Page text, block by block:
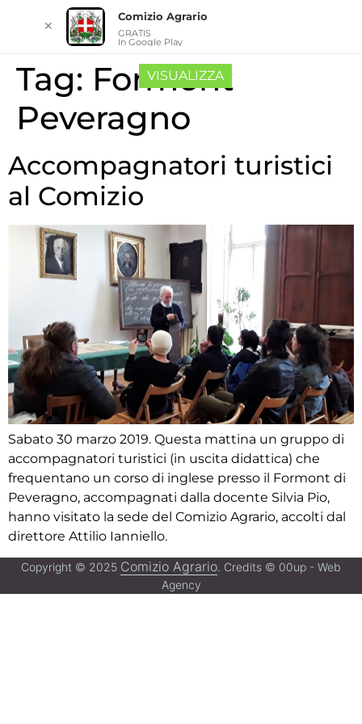
Tag: Formont
Peveragno
Accompagnatori turistici
al Comizio
Sabato 30 marzo 2019. Questa mattina un gruppo di
accompagnatori turistici (in uscita didattica) che
frequentano un corso di inglese presso il Formont di
Peveragno, accompagnati dalla docente Silvia Pio,
hanno visitato la sede del Comizio Agrario, accolti dal
direttore Attilio Ianniello.
Copyright © 2025 Comizio Agrario. Credits © 00up - Web
Agency
✕
Comizio Agrario
GRATIS
In Google Play
VISUALIZZA